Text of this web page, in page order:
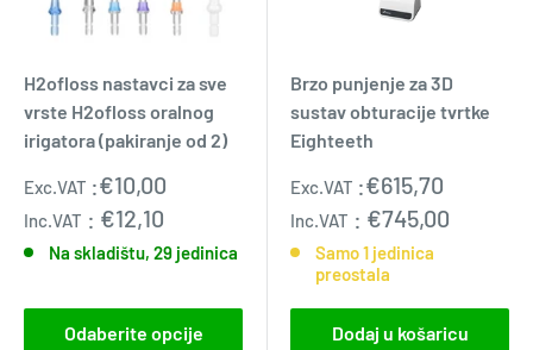
H2ofloss nastavci za sve
vrste H2ofloss oralnog
irigatora (pakiranje od 2)
Prodajna
cijena
Exc.VAT :€10,00
Inc.VAT : €12,10
Na skladištu, 29 jedinica
Odaberite opcije
Brzo punjenje za 3D
sustav obturacije tvrtke
Eighteeth
Prodajna
cijena
Exc.VAT :€615,70
Inc.VAT : €745,00
Samo 1 jedinica
preostala
Dodaj u košaricu